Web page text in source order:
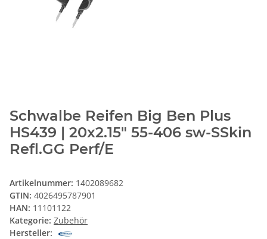
Schwalbe Reifen Big Ben Plus
HS439 | 20x2.15" 55-406 sw-SSkin
Refl.GG Perf/E
Artikelnummer: 1402089682
GTIN: 4026495787901
HAN: 11101122
Kategorie: Zubehör
Hersteller: